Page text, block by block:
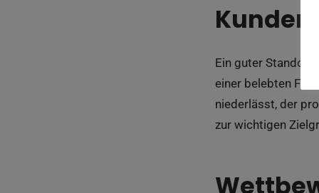
Ein guter Standort
einer belebten
niederlässt, der
zur wichtigen